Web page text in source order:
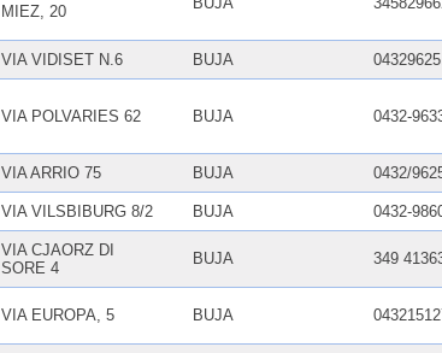
MIEZ, 20
VIA VIDISET N.6 BUJA
VIA POLVARIES 62 BUJA 0432-
VIA ARRIO 75 BUJA 0432/
VIA VILSBIBURG 8/2 BUJA 0432-
VIA CJAORZ DI
SORE 4
BUJA 349
VIA EUROPA, 5 BUJA